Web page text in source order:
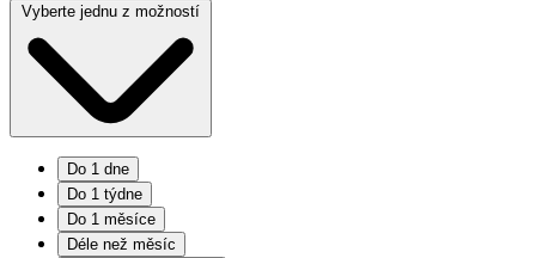
Vyberte jednu z možností
Do 1 dne
Do 1 týdne
Do 1 měsíce
Déle než měsíc